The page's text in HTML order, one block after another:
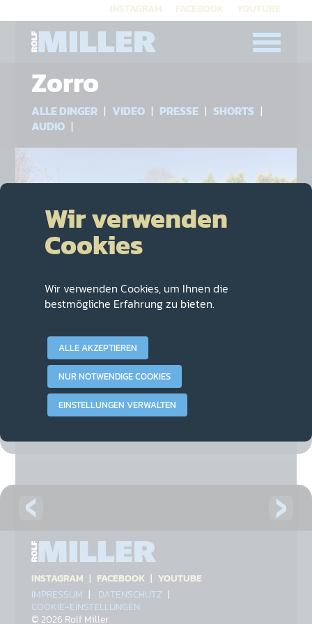
Wir verwenden
Cookies
Wir verwenden Cookies, um Ihnen die
bestmögliche Erfahrung zu bieten.
ALLE AKZEPTIEREN
NUR NOTWENDIGE COOKIES
EINSTELLUNGEN VERWALTEN
INSTAGRAM FACEBOOK YOUTUBE
Zorro
ALLE DINGER | VIDEO | PRESSE | SHORTS |
AUDIO |
16. Februar 2023 in Video
MehrVIDEO DINGER |
INSTAGRAM | FACEBOOK | YOUTUBE
IMPRESSUM | DATENSCHUTZ |
COOKIE-EINSTELLUNGEN
© 2026 Rolf Miller